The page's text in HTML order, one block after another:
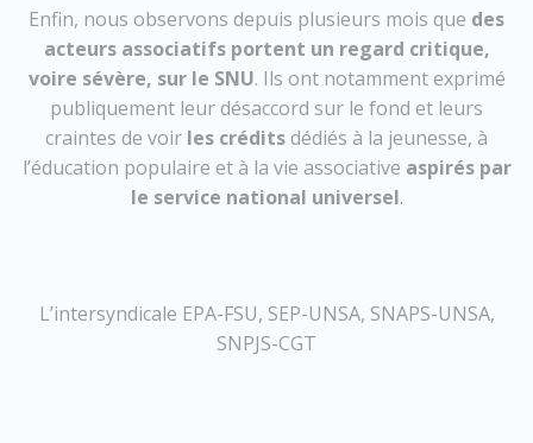
Enfin, nous observons depuis plusieurs mois que des
acteurs associatifs portent un regard critique,
voire sévère, sur le SNU. Ils ont notamment exprimé
publiquement leur désaccord sur le fond et leurs
craintes de voir les créditsdédiés à la jeunesse, à
l’éducation populaire et à la vie associative aspirés par
le service national universel.
L’intersyndicale EPA-FSU, SEP-UNSA, SNAPS-UNSA,
SNPJS-CGT